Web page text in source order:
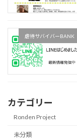
虐待サバイバーBANK
カテゴリー
Ronden Project
未分類